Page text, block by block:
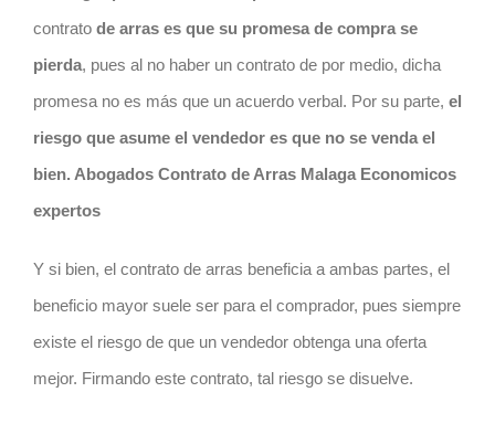
contrato de arras es que su promesa de compra se
pierda, pues al no haber un contratode por medio, dicha
promesa no es más que un acuerdo verbal. Por su parte, el
riesgoque asume el vendedor es que no se venda el
bien. Abogados Contrato de Arras Malaga Economicos
expertos
Y si bien, el contratode arras beneficia a ambas partes, el
beneficio mayor suele ser para el comprador, pues siempre
existe el riesgode que un vendedor obtenga una oferta
mejor. Firmando este contrato, tal riesgose disuelve.